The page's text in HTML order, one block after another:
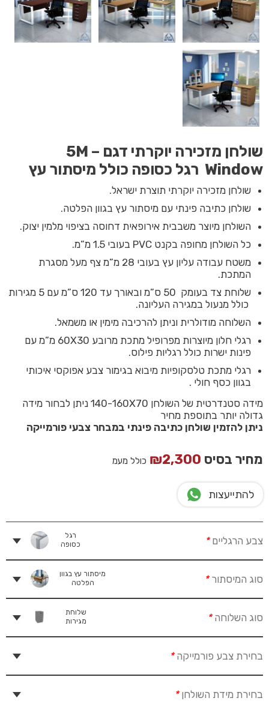
שולחן מזכירה יוקרתי דגם 5M –
Window רגל כסופה כולל מיסתור עץ
שולחן מזכירה יוקרתי תוצרת ישראל.
שולחן כתיבה פינתי עם מיסתור עץ בגוון הפלטה.
השולחן מיוצר משבבית אירופאית דחוסה בציפוי מלמין יצוק.
כל השולחן מחופה בקנט PVC בעובי 1.5 מ”מ.
משטח עבודה עליון עץ בעובי 28 מ”מ צף מעל מסגרת
המתכת.
שלוחת צד בעומק 50 ס”מ ובאורך עד 120 ס”מ עם 5 מגירות
כולל מנעול במגירה העליונה.
השלוחה מודולרית וניתן להרכיבה מימין או משמאל.
רגלי חלון מיוצרות מפרופיל מתכת מרובע 60X30 מ”מ עם
פינות ישרות כולל רגליות פילוס.
רגלי מתכת טלסקופיות מיבוא בגימור צבע אפוקסי איכותי
בגוון כסף חולי .
מידה סטנדרטית של השולחן 140-160X70 ניתן לבחור מידה
גדולה יותר בתוספת מחיר
ניתן להזמין שולחן כתיבה פינתי במבחר צבעי פורמייקה
מחיר בסיס ₪2,300 כולל מעמ
להתייעצות
צבע הרגליים*
רגל
כסופה
סוג המיסתור*
מיסתור עץ בגוון
הפלטה
סוג השלוחה*
שלוחת
מגירות
בחירת צבע פורמייקה*
בחירת מידת השולחן*